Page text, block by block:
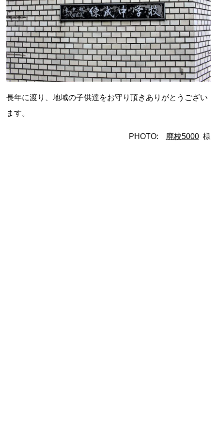
長年に渡り、地域の子供達をお守り頂きありがとうござい
ます。
PHOTO: 廃校5000様